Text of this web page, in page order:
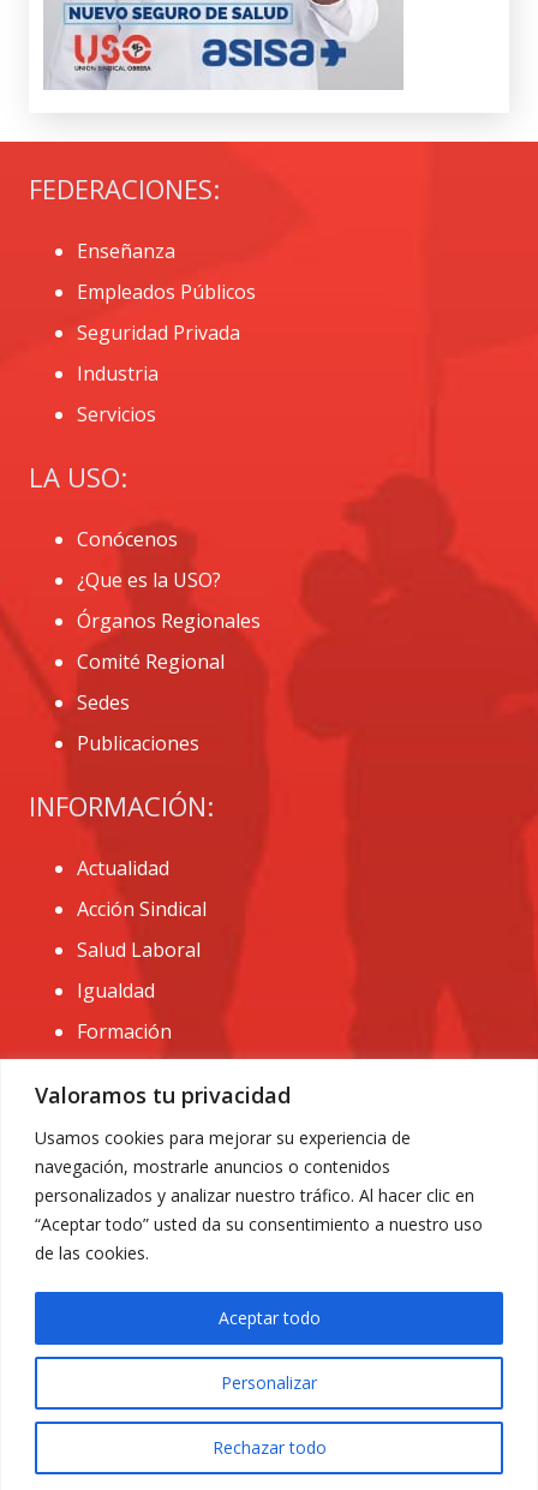
Valoramos tu privacidad
Usamos cookies para mejorar su experiencia de
navegación, mostrarle anuncios o contenidos
personalizados y analizar nuestro tráfico. Al hacer clic en
“Aceptar todo” usted da su consentimiento a nuestro uso
de las cookies.
Personalizar
Rechazar todo
Aceptar todo
FEDERACIONES:
Enseñanza
Empleados Públicos
Seguridad Privada
Industria
Servicios
LA USO:
Conócenos
¿Que es la USO?
Órganos Regionales
Comité Regional
Sedes
Publicaciones
INFORMACIÓN:
Actualidad
Acción Sindical
Salud Laboral
Igualdad
Formación
CONTACTO:
administracion@usomurcia.org
968 25 01 20
C/ Huerto de las bombas nº6. 30009 Murcia
Privacidad|
© 2018 Todos los derechos reservados. Diseño web
ACRILONIA